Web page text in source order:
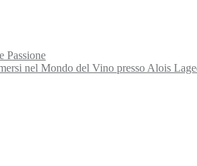
Passione
nel Mondo del Vino presso Alois